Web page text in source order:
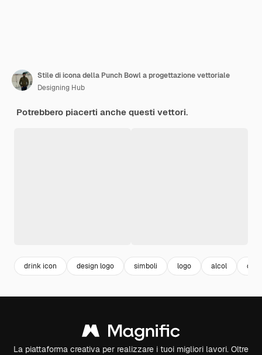
Stile di icona della Punch Bowl a progettazione vettoriale
Designing Hub
Potrebbero piacerti anche questi vettori.
drink icon design logo simboli logo alcol
La piattaforma creativa per realizzare i tuoi migliori lavori. Oltre